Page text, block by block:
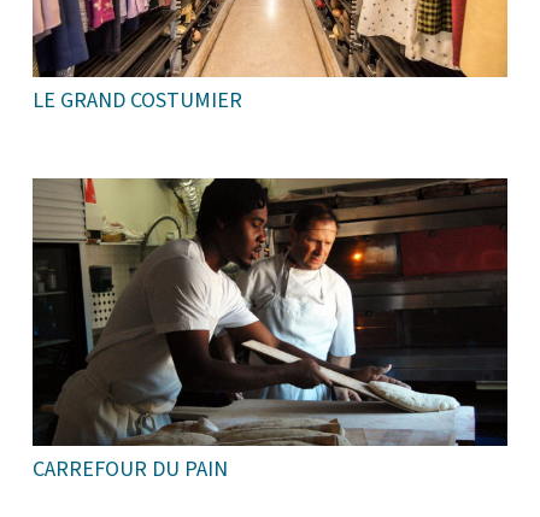
LE GRAND COSTUMIER
CARREFOUR DU PAIN